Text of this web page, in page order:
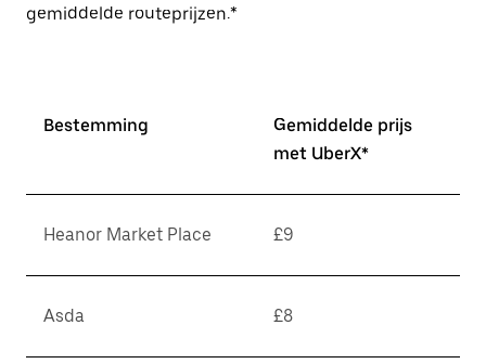
gemiddelde routeprijzen.*
Bestemming
Gemiddelde prijs
met UberX*
Heanor Market Place £9
Asda £8